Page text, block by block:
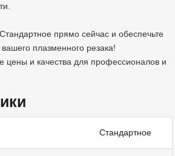
прямо сейчас и обеспечьте
плазменного резака!
цены и качества для профессионалов и
Стандартное